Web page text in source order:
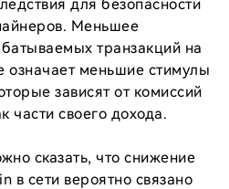
для безопасности
Меньшее
транзакций на
означает меньшие стимулы
зависят от комиссий
части своего дохода.
сказать, что снижение
в сети вероятно связано